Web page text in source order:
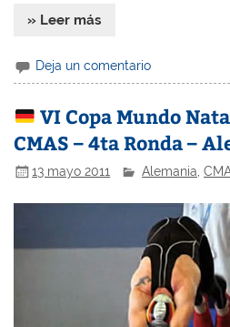
» Leer más
Deja un comentario
VI Copa Mundo
CMAS – 4ta Ronda –
13 mayo 2011 Alemania ,